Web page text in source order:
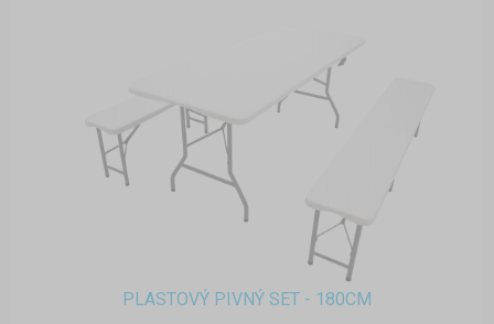
PLASTOVÝ PIVNÝ SET - 180CM